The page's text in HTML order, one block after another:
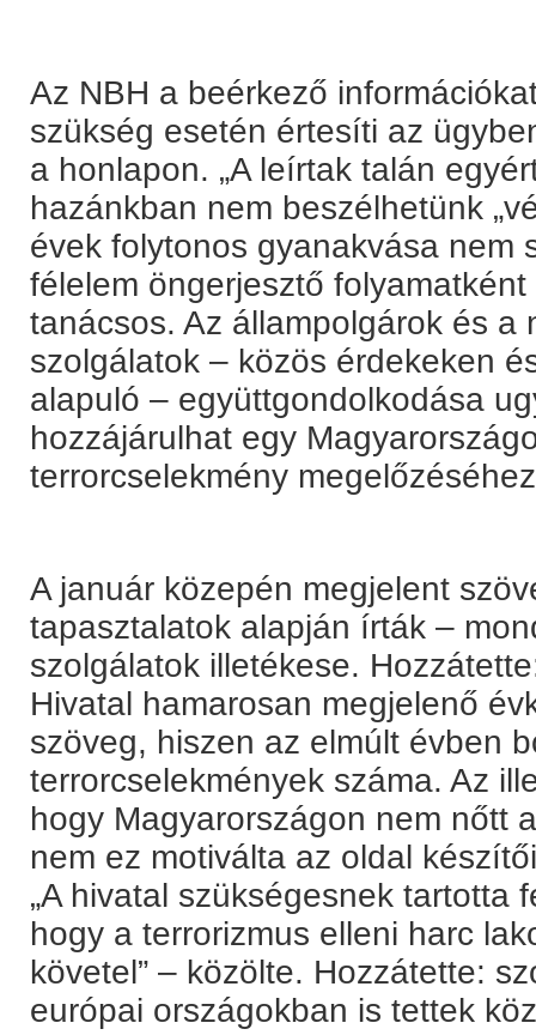
Az NBH a beérkező
szükség esetén értesíti az
a honlapon. „A leírtak talán
hazánkban nem beszélhetünk
évek folytonos gyanakvása nem
félelem öngerjesztő
tanácsos. Az állampolgárok és a
szolgálatok – közös érdekeken
alapuló – együttgondolkodása
hozzájárulhat egy
terrorcselekmény
A január közepén megjelent
tapasztalatok alapján írták –
szolgálatok illetékese.
Hivatal hamarosan megjelenő
szöveg, hiszen az elmúlt évben
terrorcselekmények száma. Az
hogy Magyarországon nem nőtt
nem ez motiválta az oldal
„A hivatal szükségesnek tartotta
hogy a terrorizmus elleni harc
követel” – közölte. Hozzátette:
európai országokban is tettek